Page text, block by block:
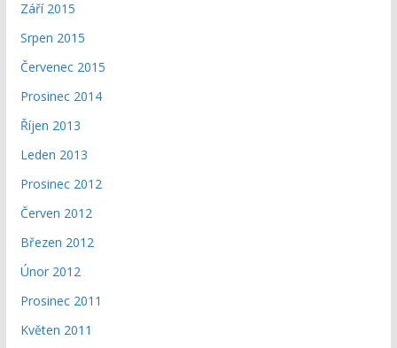
Září 2015
Srpen 2015
Červenec 2015
Prosinec 2014
Říjen 2013
Leden 2013
Prosinec 2012
Červen 2012
Březen 2012
Únor 2012
Prosinec 2011
Květen 2011